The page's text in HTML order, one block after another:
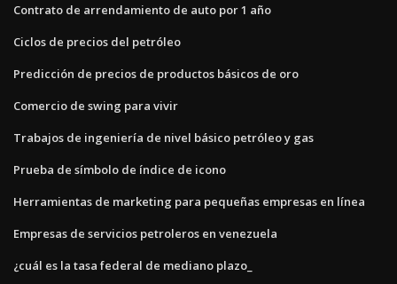
Contrato de arrendamiento de auto por 1 año
Ciclos de precios del petróleo
Predicción de precios de productos básicos de oro
Comercio de swing para vivir
Trabajos de ingeniería de nivel básico petróleo y gas
Prueba de símbolo de índice de icono
Herramientas de marketing para pequeñas empresas en línea
Empresas de servicios petroleros en venezuela
¿cuál es la tasa federal de mediano plazo_